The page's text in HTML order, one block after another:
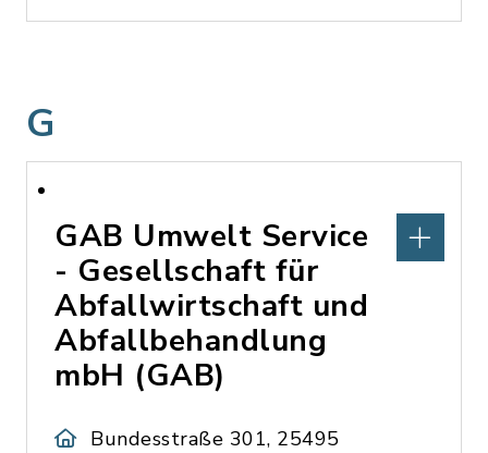
G
GAB Umwelt Service
- Gesellschaft für
Abfallwirtschaft und
Abfallbehandlung
mbH (GAB)
Bundesstraße 301, 25495